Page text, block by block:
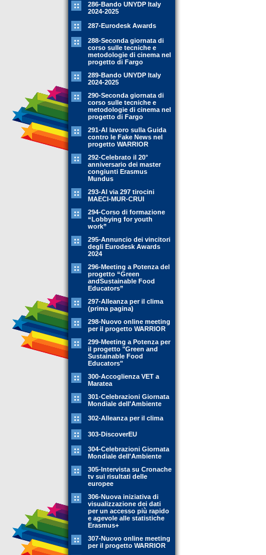
286-Bando UNYDP Italy
2024-2025
287-Eurodesk Awards
288-Seconda giornata di
corso sulle tecniche e
metodologie di cinema nel
progetto di Fargo
289-Bando UNYDP Italy
2024-2025
290-Seconda giornata di
corso sulle tecniche e
metodologie di cinema nel
progetto di Fargo
291-Al lavoro sulla Guida
contro le Fake News nel
progetto WARRIOR
292-Celebrato il 20°
anniversario dei master
congiunti Erasmus
Mundus
293-Al via 297 tirocini
MAECI-MUR-CRUI
294-Corso di formazione
“Lobbying for youth
work”
295-Annuncio dei vincitori
degli Eurodesk Awards
2024
296-Meeting a Potenza del
progetto “Green
andSustainable Food
Educators”
297-Alleanza per il clima
(prima pagina)
298-Nuovo online meeting
per il progetto WARRIOR
299-Meeting a Potenza per
il progetto "Green and
Sustainable Food
Educators"
300-Accoglienza VET a
Maratea
301-Celebrazioni Giornata
Mondiale dell'Ambiente
302-Alleanza per il clima
303-DiscoverEU
304-Celebrazioni Giornata
Mondiale dell'Ambiente
305-Intervista su Cronache
tv sui risultati delle
europee
306-Nuova iniziativa di
visualizzazione dei dati
per un accesso più rapido
e agevole alle statistiche
Erasmus+
307-Nuovo online meeting
per il progetto WARRIOR